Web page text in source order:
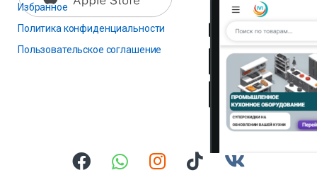
Избранное
Политика конфиденциальности
Пользовательское соглашение